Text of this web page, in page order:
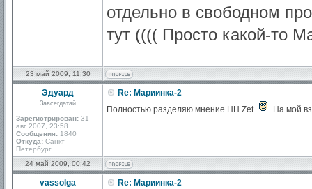
отдельно в свободном
тут (((( Просто какой-то
23 май 2009, 11:30
Эдуард
Завсегдатай
Зарегистрирован: 31
авг 2007, 23:58
Сообщения: 1840
Откуда: Санкт-
Петербург
Re: Мариинка-2
Полностью разделяю мнение HH Zet
На мой
24 май 2009, 00:42
vassolga Re: Мариинка-2